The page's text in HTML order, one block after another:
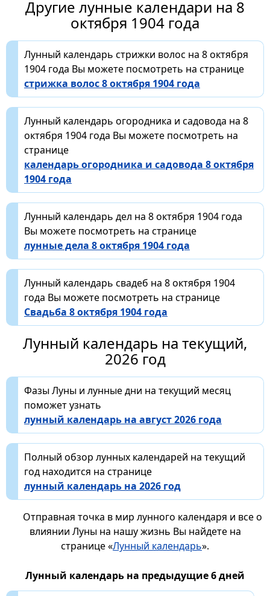
Другие лунные календари на 8
октября 1904 года
Лунный календарь стрижки волос на 8 октября
1904 года Вы можете посмотреть на странице
стрижка волос 8 октября 1904 года
Лунный календарь огородника и садовода на 8
октября 1904 года Вы можете посмотреть на
странице
календарь огородника и садовода 8 октября
1904 года
Лунный календарь дел на 8 октября 1904 года
Вы можете посмотреть на странице
лунные дела 8 октября 1904 года
Лунный календарь свадеб на 8 октября 1904
года Вы можете посмотреть на странице
Свадьба 8 октября 1904 года
Лунный календарь на текущий,
2026 год
Фазы Луны и лунные дни на текущий месяц
поможет узнать
лунный календарь на август 2026 года
Полный обзор лунных календарей на текущий
год находится на странице
лунный календарь на 2026 год
Отправная точка в мир лунного календаря и все о
влиянии Луны на нашу жизнь Вы найдете на
странице «Лунный календарь».
Лунный календарь на предыдущие 6 дней